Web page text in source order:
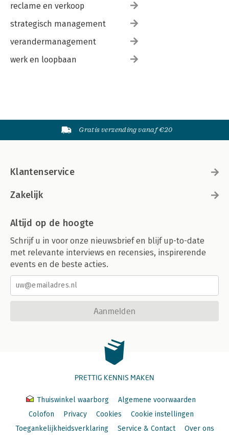
reclame en verkoop
strategisch management
verandermanagement
werk en loopbaan
Gratis verzending vanaf €20
Klantenservice
Zakelijk
Altijd op de hoogte
Schrijf u in voor onze nieuwsbrief en blijf up-to-date
met relevante interviews en recensies, inspirerende
events en de beste acties.
Aanmelden
PRETTIG KENNIS MAKEN
Thuiswinkel waarborg
Algemene voorwaarden
Colofon
Privacy Cookies
Cookie instellingen
Toegankelijkheidsverklaring
Service & Contact Over ons